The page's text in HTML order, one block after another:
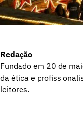
Redação
Fundado em 20 de
da ética e
leitores.